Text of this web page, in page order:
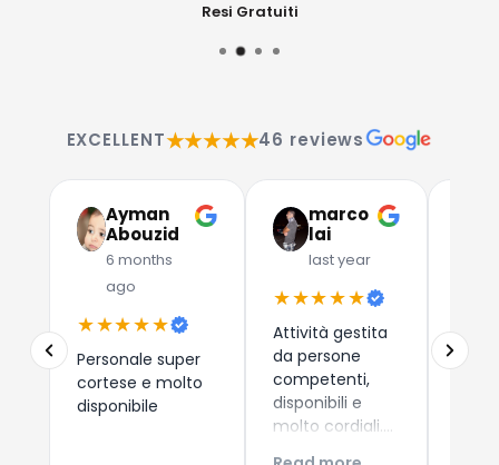
Resi Gratuiti
EXCELLENT★★★★★46 reviews
Ayman
Abouzid
6 months
ago
★★★★★
Personale super
cortese e molto
disponibile
marco
lai
last year
★★★★★
Attività gestita
da persone
competenti,
disponibili e
molto cordiali.
Due
che